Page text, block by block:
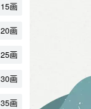
15画
20画
25画
30画
35画